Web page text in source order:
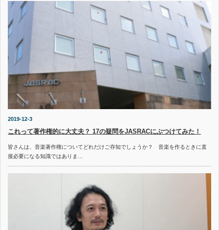
2019-12-3
これって著作権的に大丈夫？ 17の疑問をJASRACにぶつけてみた！
皆さんは、音楽著作権についてどれだけご存知でしょうか？ 音楽を作るときに直
接必要になる知識ではありま…